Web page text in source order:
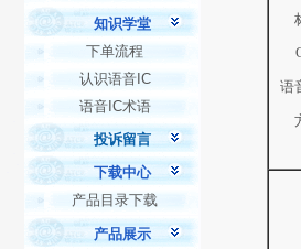
知识学堂
下单流程
认识语音IC
语音IC术语
投诉留言
下载中心
产品目录下载
产品展示
语